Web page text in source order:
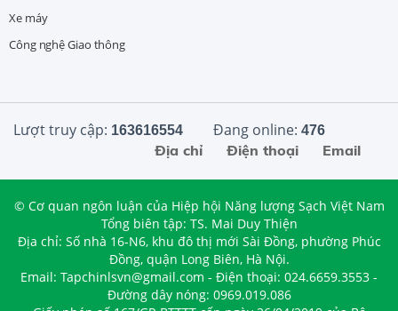
Xe máy
Công nghệ Giao thông
Lượt truy cập: 163616554 Đang online: 476
Email
Điện thoại
Địa chỉ
© Cơ quan ngôn luận của Hiệp hội Năng lượng Sạch Việt Nam
Tổng biên tập: TS. Mai Duy Thiện
Địa chỉ: Số nhà 16-N6, khu đô thị mới Sài Đồng, phường Phúc
Đồng, quận Long Biên, Hà Nội.
Email: Tapchinlsvn@gmail.com - Điện thoại: 024.6659.3553 -
Đường dây nóng: 0969.019.086